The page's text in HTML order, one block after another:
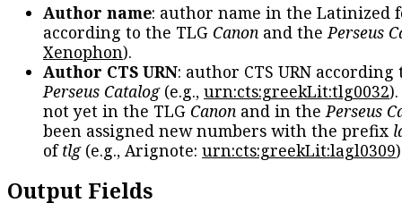
Author name: author name in the Latinized
according to the TLG Canon and thePerseus
Xenophon).
Author CTS URN: author CTS URN according
Perseus Catalog(e.g., urn:cts:greekLit:tlg0032
not yet in the TLG Canon and in thePerseus
been assigned new numbers with the prefix
oftlg(e.g., Arignote: urn:cts:greekLit:lagl0309
Output Fields